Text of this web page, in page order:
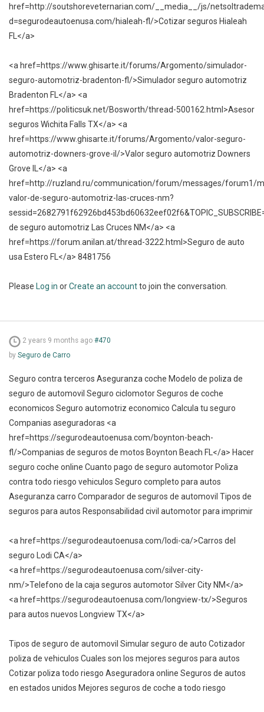
href=http://soutshoreveternarian.com/__media__/js/
d=segurodeautoenusa.com/hialeah-fl/>Cotizar seguros Hialeah
FL</a>
<a href=https://www.ghisarte.it/forums/Argomento/simulador-
seguro-automotriz-bradenton-fl/>Simulador seguro automotriz
Bradenton FL</a> <a
href=https://politicsuk.net/Bosworth/thread-500162.html>Asesor
seguros Wichita Falls TX</a> <a
href=https://www.ghisarte.it/forums/Argomento/valor-seguro-
automotriz-downers-grove-il/>Valor seguro automotriz Downers
Grove IL</a> <a
href=http://ruzland.ru/communication/forum/messages/forum1/
valor-de-seguro-automotriz-las-cruces-nm?
de seguro automotriz Las Cruces NM</a> <a
href=https://forum.anilan.at/thread-3222.html>Seguro de auto
usa Estero FL</a> 8481756
Please Log in orCreate an accountto join the conversation.
2 years 9 months ago #470
by Seguro de Carro
Seguro contra terceros Aseguranza coche Modelo de poliza de
seguro de automovil Seguro ciclomotor Seguros de coche
economicos Seguro automotriz economico Calcula tu seguro
Companias aseguradoras <a
href=https://segurodeautoenusa.com/boynton-beach-
fl/>Companias de seguros de motos Boynton Beach FL</a> Hacer
seguro coche online Cuanto pago de seguro automotor Poliza
contra todo riesgo vehiculos Seguro completo para autos
Aseguranza carro Comparador de seguros de automovil Tipos de
seguros para autos Responsabilidad civil automotor para imprimir
<a href=https://segurodeautoenusa.com/lodi-ca/>Carros del
seguro Lodi CA</a>
<a href=https://segurodeautoenusa.com/silver-city-
nm/>Telefono de la caja seguros automotor Silver City NM</a>
<a href=https://segurodeautoenusa.com/longview-tx/>Seguros
para autos nuevos Longview TX</a>
Tipos de seguro de automovil Simular seguro de auto Cotizador
poliza de vehiculos Cuales son los mejores seguros para autos
Cotizar poliza todo riesgo Aseguradora online Seguros de autos
en estados unidos Mejores seguros de coche a todo riesgo